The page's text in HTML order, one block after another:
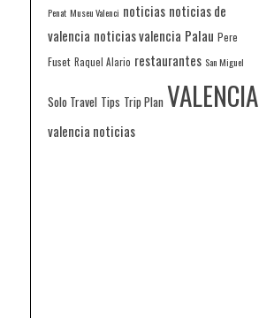
Penat Museu Valenci noticias noticias de
valencia noticias valencia Palau Pere
Fuset Raquel Alario restaurantes San Miguel
Solo Travel Tips Trip Plan VALENCIA
valencia noticias